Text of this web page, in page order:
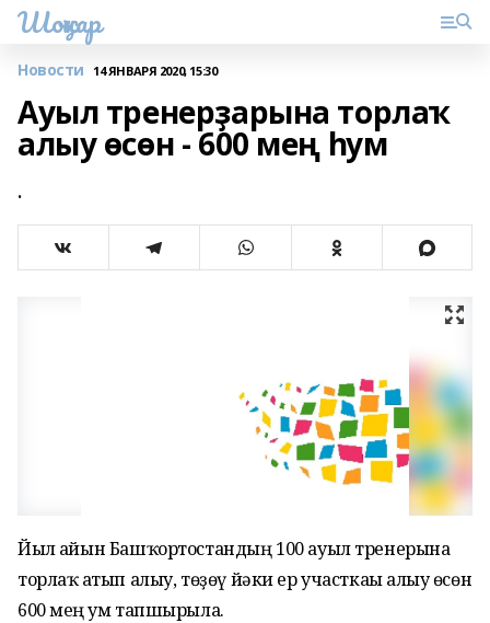
Шоңҡар
Новости 14 ЯНВАРЯ 2020, 15:30
Ауыл тренерҙарына торлаҡ
алыу өсөн - 600 мең һум
.
Йыл һайын Башҡортостандың 100 ауыл тренерына
торлаҡ һатып алыу, төҙөү йәки ер участкаһы алыу өсөн
600 мең һум тапшырыла.